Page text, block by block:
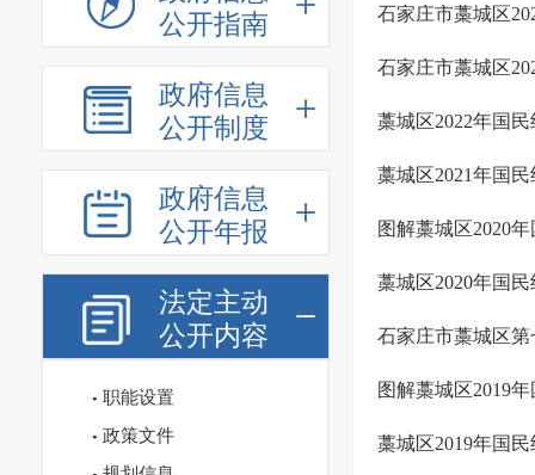
公开指南
政府信息
公开制度
政府信息
公开年报
法定主动
公开内容
职能设置
政策文件
石家庄市藁城区
石家庄市藁城区
藁城区2022年国
藁城区2021年国
图解藁城区2020
藁城区2020年国
石家庄市藁城区
图解藁城区2019
藁城区2019年国